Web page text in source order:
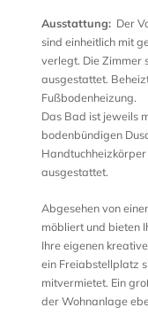
Ausstattung:Der
sind einheitlich mit
verlegt. Die Zimmer
ausgestattet.
Fußbodenheizung.
Das Bad ist jeweils
bodenbündigen
ausgestattet.
Abgesehen von
möbliert und bieten
Ihre eigenen
ein Freiabstellplatz
mitvermietet. Ein
der Wohnanlage